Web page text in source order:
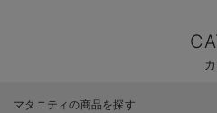
マタニティの商品を探す